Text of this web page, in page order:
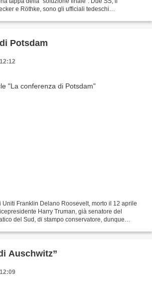
e Röthke, sono gli ufficiali tedeschi
Potsdam
Franklin Delano Roosevelt, morto il 12 aprile
Harry Truman, già senatore del
del Sud, di stampo conservatore, dunque
Auschwitz”